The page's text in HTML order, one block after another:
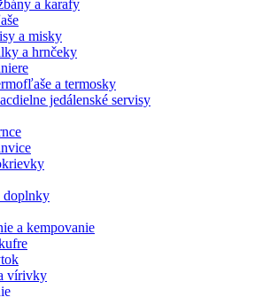
a karafy
a misky
a hrnčeky
a termosky
jedálenské servisy
doplnky
a kempovanie
vírivky